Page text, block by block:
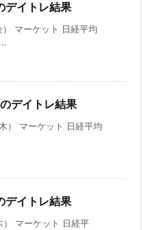
イトレ結果
マーケット 日経平均
デイトレ結果
） マーケット 日経平均
イトレ結果
マーケット 日経平